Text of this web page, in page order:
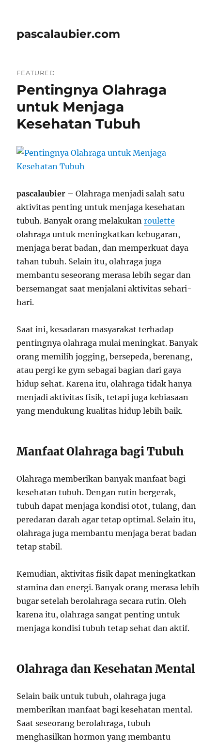
pascalaubier.com
FEATURED
Pentingnya Olahraga
untuk Menjaga
Kesehatan Tubuh
pascalaubier – Olahraga menjadi salah satu
aktivitas penting untuk menjaga kesehatan
tubuh. Banyak orang melakukanroulette
olahraga untuk meningkatkan kebugaran,
menjaga berat badan, dan memperkuat daya
tahan tubuh. Selain itu, olahraga juga
membantu seseorang merasa lebih segar dan
bersemangat saat menjalani aktivitas sehari-
hari.
Saat ini, kesadaran masyarakat terhadap
pentingnya olahraga mulai meningkat. Banyak
orang memilih jogging, bersepeda, berenang,
atau pergi ke gym sebagai bagian dari gaya
hidup sehat. Karena itu, olahraga tidak hanya
menjadi aktivitas fisik, tetapi juga kebiasaan
yang mendukung kualitas hidup lebih baik.
Manfaat Olahraga bagi Tubuh
Olahraga memberikan banyak manfaat bagi
kesehatan tubuh. Dengan rutin bergerak,
tubuh dapat menjaga kondisi otot, tulang, dan
peredaran darah agar tetap optimal. Selain itu,
olahraga juga membantu menjaga berat badan
tetap stabil.
Kemudian, aktivitas fisik dapat meningkatkan
stamina dan energi. Banyak orang merasa lebih
bugar setelah berolahraga secara rutin. Oleh
karena itu, olahraga sangat penting untuk
menjaga kondisi tubuh tetap sehat dan aktif.
Olahraga dan Kesehatan Mental
Selain baik untuk tubuh, olahraga juga
memberikan manfaat bagi kesehatan mental.
Saat seseorang berolahraga, tubuh
menghasilkan hormon yang membantu